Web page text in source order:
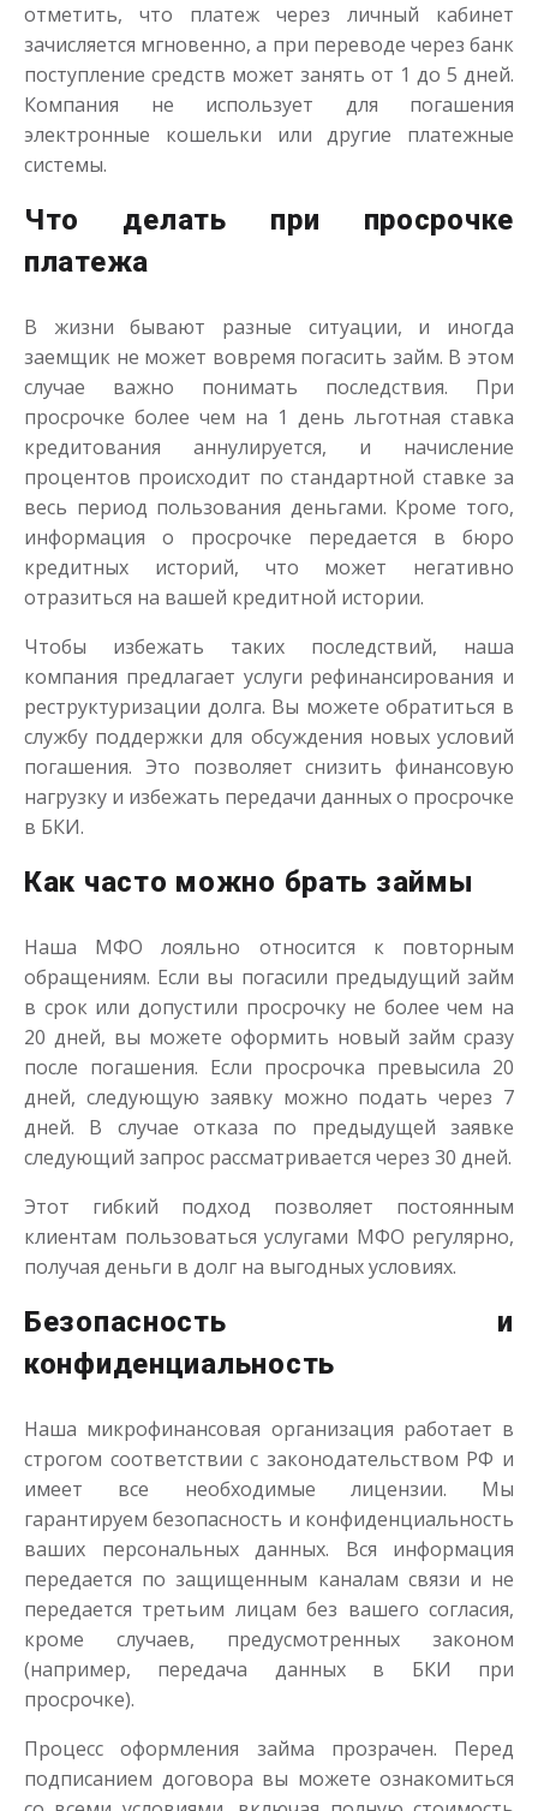
отметить, что платеж через личный кабинет
зачисляется мгновенно, а при переводе через банк
поступление средств может занять от 1 до 5 дней.
Компания не использует для погашения
электронные кошельки или другие платежные
системы.
Что делать при просрочке
платежа
В жизни бывают разные ситуации, и иногда
заемщик не может вовремя погасить займ. В этом
случае важно понимать последствия. При
просрочке более чем на 1 день льготная ставка
кредитования аннулируется, и начисление
процентов происходит по стандартной ставке за
весь период пользования деньгами. Кроме того,
информация о просрочке передается в бюро
кредитных историй, что может негативно
отразиться на вашей кредитной истории.
Чтобы избежать таких последствий, наша
компания предлагает услуги рефинансирования и
реструктуризации долга. Вы можете обратиться в
службу поддержки для обсуждения новых условий
погашения. Это позволяет снизить финансовую
нагрузку и избежать передачи данных о просрочке
в БКИ.
Как часто можно брать займы
Наша МФО лояльно относится к повторным
обращениям. Если вы погасили предыдущий займ
в срок или допустили просрочку не более чем на
20 дней, вы можете оформить новый займ сразу
после погашения. Если просрочка превысила 20
дней, следующую заявку можно подать через 7
дней. В случае отказа по предыдущей заявке
следующий запрос рассматривается через 30 дней.
Этот гибкий подход позволяет постоянным
клиентам пользоваться услугами МФО регулярно,
получая деньги в долг на выгодных условиях.
Безопасность и
конфиденциальность
Наша микрофинансовая организация работает в
строгом соответствии с законодательством РФ и
имеет все необходимые лицензии. Мы
гарантируем безопасность и конфиденциальность
ваших персональных данных. Вся информация
передается по защищенным каналам связи и не
передается третьим лицам без вашего согласия,
кроме случаев, предусмотренных законом
(например, передача данных в БКИ при
просрочке).
Процесс оформления займа прозрачен. Перед
подписанием договора вы можете ознакомиться